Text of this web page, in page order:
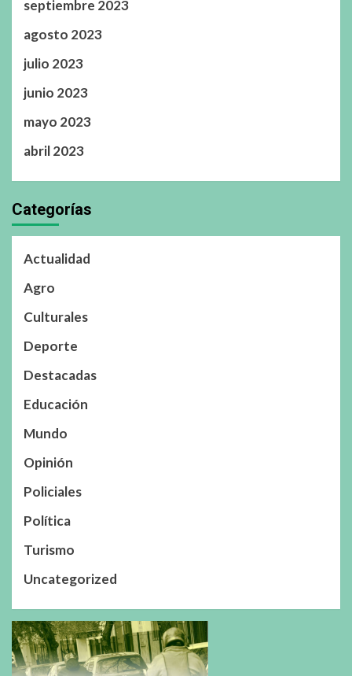
septiembre 2023
agosto 2023
julio 2023
junio 2023
mayo 2023
abril 2023
Categorías
Actualidad
Agro
Culturales
Deporte
Destacadas
Educación
Mundo
Opinión
Policiales
Política
Turismo
Uncategorized